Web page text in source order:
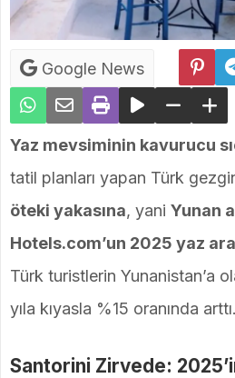
Google News
Yaz mevsiminin kavurucu
tatil planları yapan Türk
öteki yakasına, yani Yunan
Hotels.com’un 2025 yaz
Türk turistlerin Yunanistan’a
yıla kıyasla %15 oranında arttı.
Santorini Zirvede: